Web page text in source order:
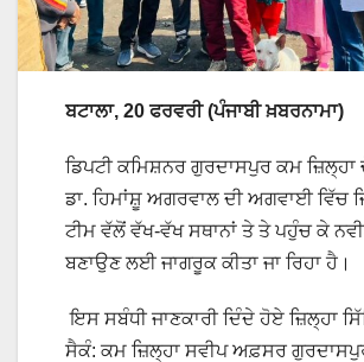
ਬਟਾਲਾ, 20 ਫਰਵਰੀ (ਪੰਜਾਬੀ ਖ਼ਬਰਨਾਮਾ)
ਡਿਪਟੀ ਕਮਿਸ਼ਨਰ ਗੁਰਦਾਸਪੁਰ ਕਮ
ਡਾ. ਹਿਮਾਂਸ਼ੂ ਅਗਰਵਾਲ ਦੀ ਅਗਵਾਈ ਵਿੱਚ
ਟੀਮ ਵੱਲੋਂ ਵੱਖ-ਵੱਖ ਸਥਾਨਾਂ ਤੇ ਤੇ ਪਹੁੰਚ ਕੇ
ਬਣਾਉਣ ਲਈ ਜਾਗਰੂਕ ਕੀਤਾ ਜਾ ਰਿਹਾ ਹੈ।
ਇਸ ਸਬੰਧੀ ਜਾਣਕਾਰੀ ਦਿੰਦੇ ਹੋਏ ਜ਼ਿਲ੍ਹਾ
ਸੈਕੰ: ਕਮ ਜ਼ਿਲ੍ਹਾ ਸਵੀਪ ਅਫ਼ਸਰ